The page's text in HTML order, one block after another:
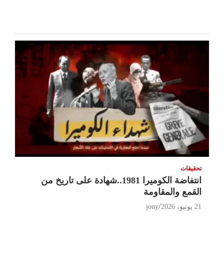
تحقيقات
انتفاضة الكوميرا 1981..شهادة على تاريخ من
القمع والمقاومة
21 يونيو، 2026 jouy